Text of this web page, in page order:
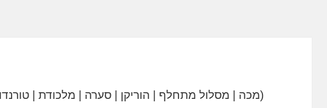
(מכה | מסלול מתחלף | הוריקן | סערה | מלכודת |